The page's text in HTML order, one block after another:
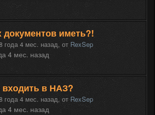
документов иметь?!
года 4 мес. назад, от RexSep
4 мес. назад
в НАЗ?
года 4 мес. назад,отRexSep
4 мес. назад